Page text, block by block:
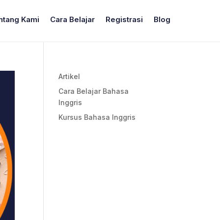
Kami Cara Belajar Registrasi Blog
Artikel
Cara Belajar Bahasa
Inggris
Kursus Bahasa Inggris